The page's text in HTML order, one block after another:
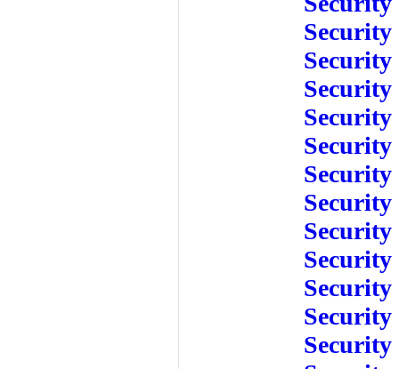
Security
Security
Security
Security
Security
Security
Security
Security
Security
Security
Security
Security